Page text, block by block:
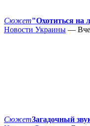
Сюжет"Охотиться на
Новости Украины —
СюжетЗагадочный